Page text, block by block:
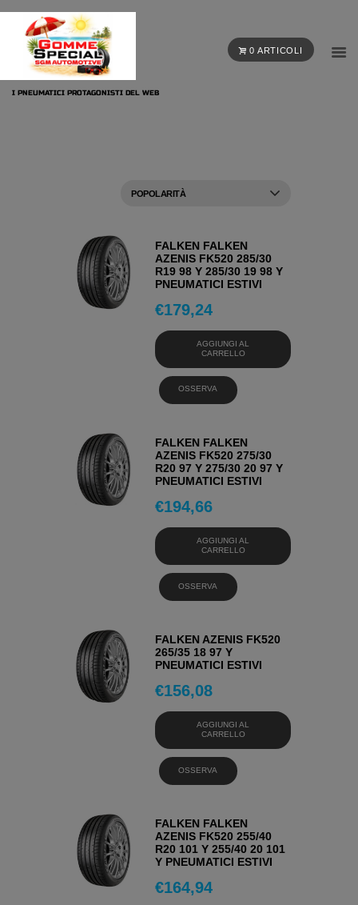
0 ARTICOLI
I PNEUMATICI PROTAGONISTI DEL WEB
FALKEN FALKEN
AZENIS FK520 285/30
R19 98 Y 285/30 19 98 Y
PNEUMATICI ESTIVI
€179,24
AGGIUNGI AL
CARRELLO
OSSERVA
FALKEN FALKEN
AZENIS FK520 275/30
R20 97 Y 275/30 20 97 Y
PNEUMATICI ESTIVI
€194,66
AGGIUNGI AL
CARRELLO
OSSERVA
FALKEN AZENIS FK520
265/35 18 97 Y
PNEUMATICI ESTIVI
€156,08
AGGIUNGI AL
CARRELLO
OSSERVA
FALKEN FALKEN
AZENIS FK520 255/40
R20 101 Y 255/40 20 101
Y PNEUMATICI ESTIVI
€164,94